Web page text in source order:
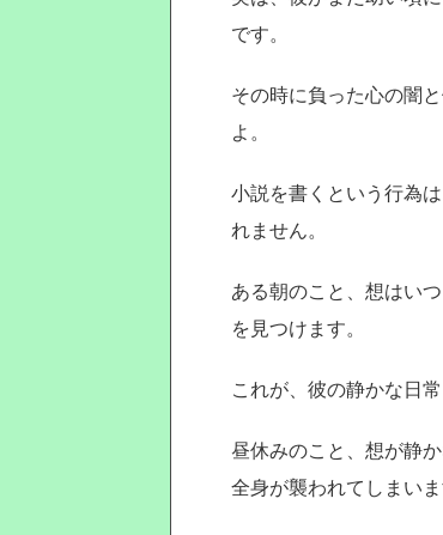
です。
その時に負った心の闇
よ。
小説を書くという行為
れません。
ある朝のこと、想はい
を見つけます。
これが、彼の静かな日
昼休みのこと、想が静
全身が襲われてしまいま